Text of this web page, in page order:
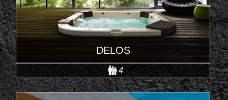
DELOS
4